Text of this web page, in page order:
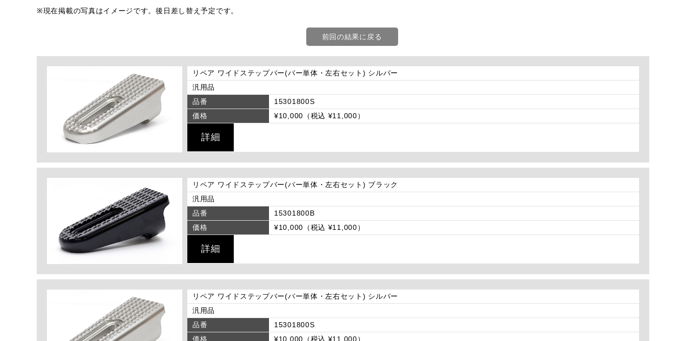
※現在掲載の写真はイメージです。後日差し替え予定です。
前回の結果に戻る
リペア ワイドステップバー(バー単体・左右セット) シルバー
汎用品
品番
15301800S
価格
¥10,000（税込 ¥11,000）
詳細
リペア ワイドステップバー(バー単体・左右セット) ブラック
汎用品
品番
15301800B
価格
¥10,000（税込 ¥11,000）
詳細
リペア ワイドステップバー(バー単体・左右セット) シルバー
汎用品
品番
15301800S
価格
¥10,000（税込 ¥11,000）